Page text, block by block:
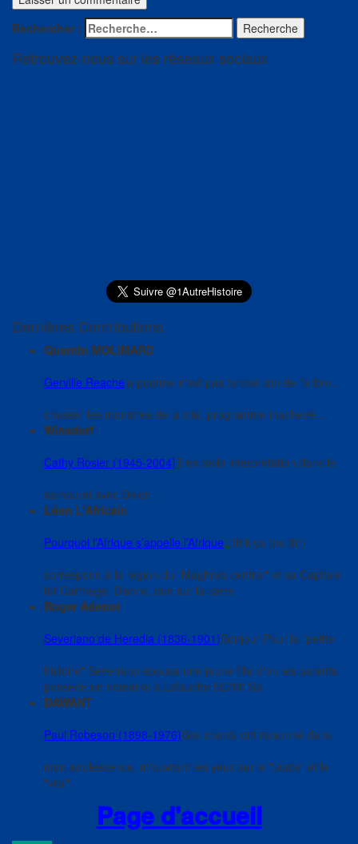
Rechercher : Recherche
Retrouvez-nous sur les réseaux sociaux
Dernières Contributions
Quentin MOLIMARD
Gerville Reachela pomme n'est pas tombé loin de l'arbre..
chasser les monstres de la cité, programme inachevé...
Winsdorf
Cathy Rosier (1945-2004)Tres belle interprétation dans le
samourai avec Delon .
Léon L'Africain
Pourquoi l’Afrique s’appelle l’AfriqueL'Ifrikiya (de Ifri)
correspond à la région du "Maghreb central" et sa Capitale
fut Carthage. Disons, que sur la carte
Roger Adenot
Severiano de Heredia (1836-1901)Bonjour Pour la "petite
histoire" Severiano épousa une jeune fille d'on les parents
possédé un domaine à Lafauche 52700 Sa
DAWANT
Paul Robeson (1898-1976)Ses chants ont raisonné dans
mon adolescence, m'ouvrant les yeux sur le "Juste" et le
"vrai".
Page d'accueil